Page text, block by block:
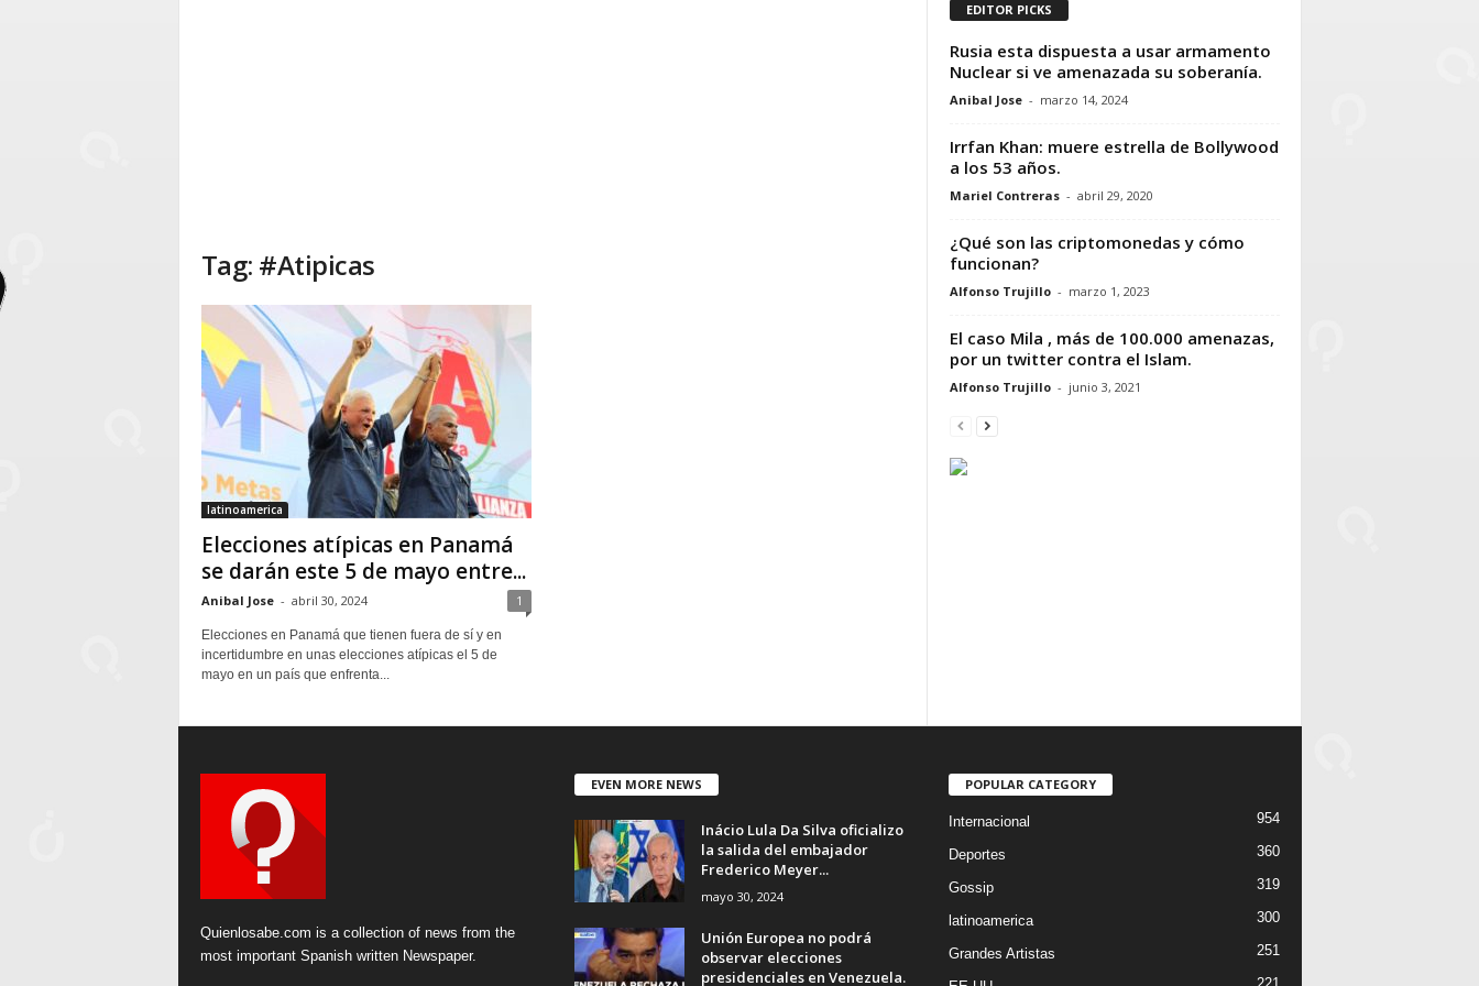
Tag: #Atipicas
latinoamerica
Elecciones atípicas en Panamá
se darán este 5 de mayo entre...
Anibal Jose - abril 30, 2024 1
Elecciones en Panamá que tienen fuera de sí y en
incertidumbre en unas elecciones atípicas el 5 de
mayo en un país que enfrenta...
EDITOR PICKS
Rusia esta dispuesta a usar armamento
Nuclear si ve amenazada su soberanía.
Anibal Jose - marzo 14, 2024
Irrfan Khan: muere estrella de Bollywood
a los 53 años.
Mariel Contreras - abril 29, 2020
¿Qué son las criptomonedas y cómo
funcionan?
Alfonso Trujillo - marzo 1, 2023
El caso Mila , más de 100.000 amenazas,
por un twitter contra el Islam.
Alfonso Trujillo - junio 3, 2021
Quienlosabe.com is a collection of news from the
most important Spanish written Newspaper.
EVEN MORE NEWS
Inácio Lula Da Silva oficializo
la salida del embajador
Frederico Meyer...
mayo 30, 2024
Unión Europea no podrá
observar elecciones
presidenciales en Venezuela.
POPULAR CATEGORY
Internacional 954
Deportes 360
Gossip 319
latinoamerica 300
Grandes Artistas 251